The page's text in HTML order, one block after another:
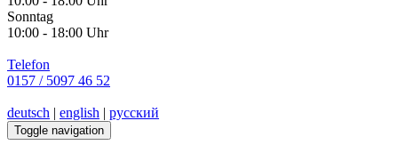
Sonntag
10:00 - 18:00 Uhr
Telefon
0157 / 5097 46 52
deutsch | english | русский
Toggle navigation